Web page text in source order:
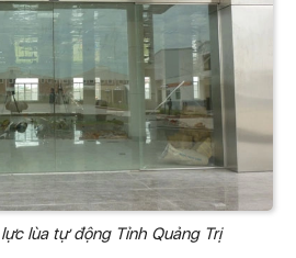
lùa tự động Tỉnh Quảng Trị